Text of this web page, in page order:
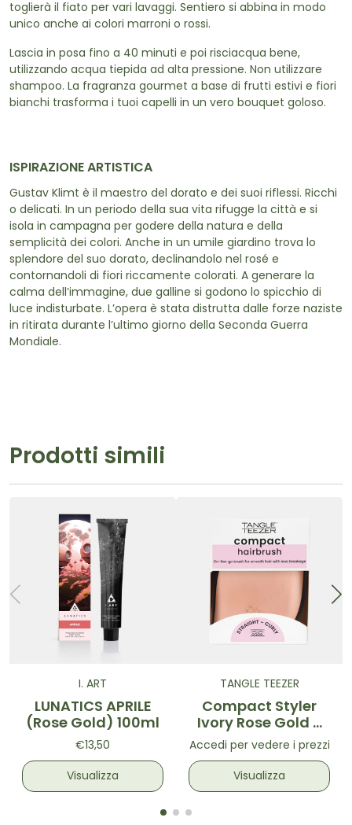
toglierà il fiato per vari lavaggi. Sentiero si abbina in modo
unico anche ai colori marroni o rossi.
Lascia in posa fino a 40 minuti e poi risciacqua bene,
utilizzando acqua tiepida ad alta pressione. Non utilizzare
shampoo. La fragranza gourmet a base di frutti estivi e fiori
bianchi trasforma i tuoi capelli in un vero bouquet goloso.
ISPIRAZIONE ARTISTICA
Gustav Klimt è il maestro del dorato e dei suoi riflessi. Ricchi
o delicati. In un periodo della sua vita rifugge la città e si
isola in campagna per godere della natura e della
semplicità dei colori. Anche in un umile giardino trova lo
splendore del suo dorato, declinandolo nel rosé e
contornandoli di fiori riccamente colorati. A generare la
calma dell’immagine, due galline si godono lo spicchio di
luce indisturbate. L’opera è stata distrutta dalle forze naziste
in ritirata durante l’ultimo giorno della Seconda Guerra
Mondiale.
Prodotti simili
I. ART
LUNATICS APRILE
(Rose Gold) 100ml
€13,50
Visualizza
TANGLE TEEZER
Compact Styler
Ivory Rose Gold -
Spazzola
districante Oro
Rosa
Accedi per vedere i prezzi
Visualizza